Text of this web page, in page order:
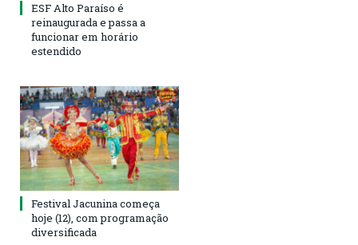
ESF Alto Paraíso é
reinaugurada e passa a
funcionar em horário
estendido
Festival Jacunina começa
hoje (12), com programação
diversificada